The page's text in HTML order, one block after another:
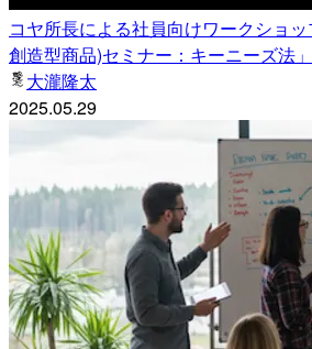
コヤ所長による社員向けワークショ
創造型商品)セミナー：キーニーズ法
大瀧隆太
2025.05.29